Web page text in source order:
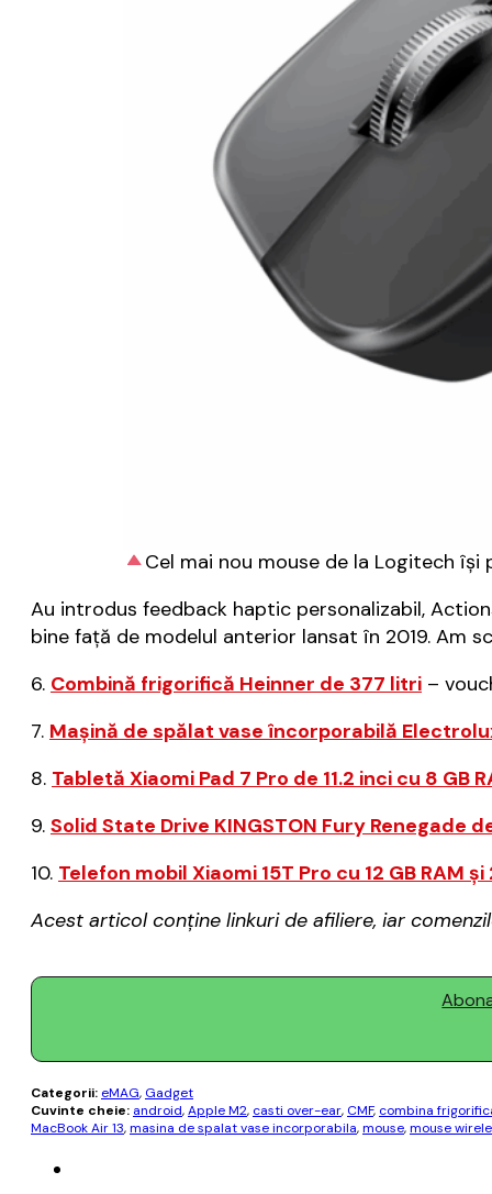
Cel mai nou mouse de la Logitech
Au introdus feedback haptic personalizabil,
bine față de modelul anterior lansat în 2019.
6. Combină frigorifică Heinner de 377 litri –
7. Mașină de spălat vase încorporabilă
8. Tabletă Xiaomi Pad 7 Pro de 11.2 inci cu 8 GB
9. Solid State Drive KINGSTON Fury Renegade
10. Telefon mobil Xiaomi 15T Pro cu 12 GB RAM
Acest articol conține linkuri de afiliere, iar
Categorii: eMAG, Gadget
Cuvinte cheie: android,Apple M2, casti over-ear, CMF, combina
MacBook Air 13,masina de spalat vase incorporabila,mouse,mouse